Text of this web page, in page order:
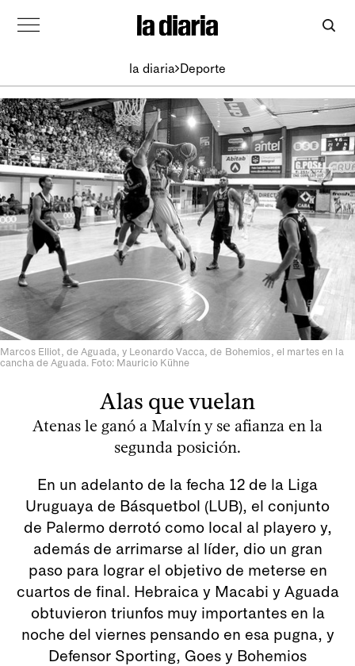
la diaria Deporte
Marcos Elliot, de Aguada, y Leonardo Vacca, de Bohemios, el martes en la
cancha de Aguada. Foto: Mauricio Kühne
Alas que vuelan
Atenas le ganó a Malvín y se afianza en la
segunda posición.
En un adelanto de la fecha 12 de la Liga
Uruguaya de Básquetbol (LUB), el conjunto
de Palermo derrotó como local al playero y,
además de arrimarse al líder, dio un gran
paso para lograr el objetivo de meterse en
cuartos de final. Hebraica y Macabi y Aguada
obtuvieron triunfos muy importantes en la
noche del viernes pensando en esa pugna, y
Defensor Sporting, Goes y Bohemios